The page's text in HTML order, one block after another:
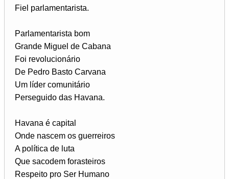
Fiel parlamentarista.
Parlamentarista bom
Grande Miguel de Cabana
Foi revolucionário
De Pedro Basto Carvana
Um líder comunitário
Perseguido das Havana.
Havana é capital
Onde nascem os guerreiros
A política de luta
Que sacodem forasteiros
Respeito pro Ser Humano